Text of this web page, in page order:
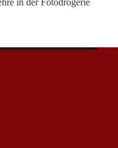
in der Fotodrogerie